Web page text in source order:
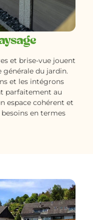
et brise-vue jouent
du jardin.
et les intégrons
parfaitement au
espace cohérent et
en termes